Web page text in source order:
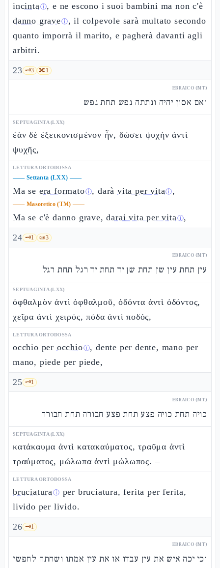
incintaⓘ, e ne escono i suoi bambini ma non c'è
danno graveⓘ, il colpevole sarà multato secondo
quanto imporrà il marito, e pagherà davanti agli
arbitri.
23 🗝️3 🔀1
EBRAICO (MT)
ואם אסון יהיה ונתתה נפש תחת נפש
SEPTUAGINTA (LXX)
ἐὰν δὲ ἐξεικονισμένον ἦν, δώσει ψυχὴν ἀντὶ
ψυχῆς,
LETTURA ORTODOSSA
—— Settanta (LXX) ——
Ma se era formatoⓘ, daràvita per vitaⓘ,
—— Masoretico (TM) ——
Ma se c'è danno grave,darai vita per vitaⓘ,
24 🗝️1 📜3
EBRAICO (MT)
עין תחת עין שן תחת שן יד תחת יד רגל תחת רגל
SEPTUAGINTA (LXX)
ὀφθαλμὸν ἀντὶ ὀφθαλμοῦ, ὀδόντα ἀντὶ ὀδόντος,
χεῖρα ἀντὶ χειρός, πόδα ἀντὶ ποδός,
LETTURA ORTODOSSA
occhio per occhioⓘ, dente per dente, mano per
mano, piede per piede,
25 🗝️1
EBRAICO (MT)
כויה תחת כויה פצע תחת פצע חבורה תחת חבורה
SEPTUAGINTA (LXX)
κατάκαυμα ἀντὶ κατακαύματος, τραῦμα ἀντὶ
τραύματος, μώλωπα ἀντὶ μώλωπος. –
LETTURA ORTODOSSA
bruciaturaⓘ per bruciatura, ferita per ferita,
livido per livido.
26 🗝️1
EBRAICO (MT)
וכי יכה איש את עין עבדו או את עין אמתו ושחתה לחפשי